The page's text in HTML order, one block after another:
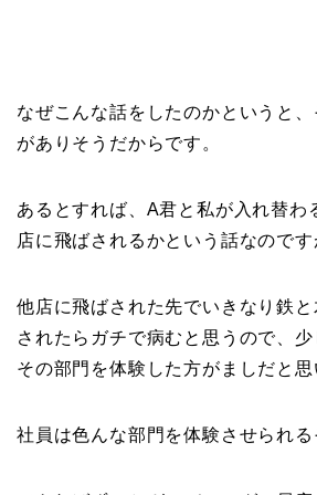
なぜこんな話をしたのかというと
がありそうだからです。
あるとすれば、A君と私が入れ替わ
店に飛ばされるかという話なのです
他店に飛ばされた先でいきなり鉄
されたらガチで病むと思うので、
その部門を体験した方がましだと思
社員は色んな部門を体験させられる